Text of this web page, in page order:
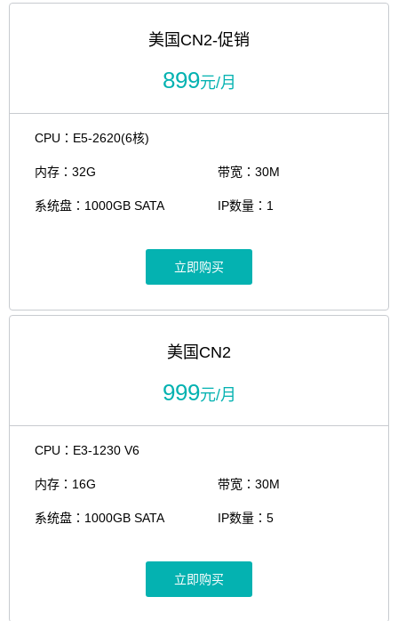
美国CN2-促销
899元/月
CPU：E5-2620(6核)
内存：32G
系统盘：1000GB SATA
带宽：30M
IP数量：1
立即购买
美国CN2
999元/月
CPU：E3-1230 V6
内存：16G
系统盘：1000GB SATA
带宽：30M
IP数量：5
立即购买